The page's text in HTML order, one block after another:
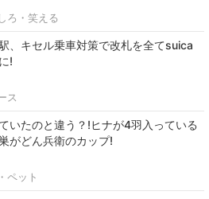
ろ・笑える
、キセル乗車対策で改札を全てsuica
!
ス
いたのと違う？!ヒナが4羽入っている
がどん兵衛のカップ!
ペット